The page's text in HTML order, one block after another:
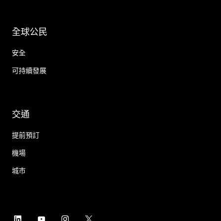
全球公民
安全
可持續發展
交通
提前預訂
機場
城市